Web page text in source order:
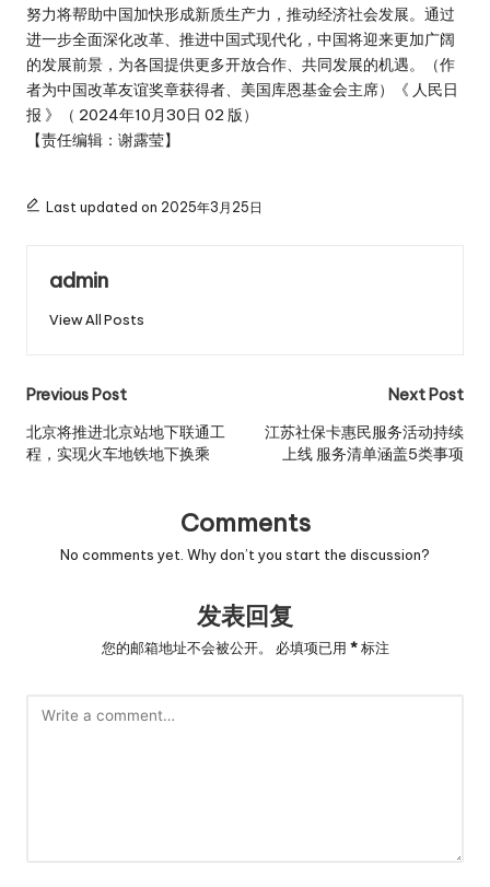
努力将帮助中国加快形成新质生产力，推动经济社会发展。通过
进一步全面深化改革、推进中国式现代化，中国将迎来更加广阔
的发展前景，为各国提供更多开放合作、共同发展的机遇。（作
者为中国改革友谊奖章获得者、美国库恩基金会主席）《 人民日
报 》（ 2024年10月30日 02 版）
【责任编辑：谢露莹】
Last updated on 2025年3月25日
admin
View All Posts
Post
navigation
Previous Post
北京将推进北京站地下联通工
程，实现火车地铁地下换乘
Next Post
江苏社保卡惠民服务活动持续
上线 服务清单涵盖5类事项
Comments
No comments yet. Why don’t you start the discussion?
发表回复
您的邮箱地址不会被公开。 必填项已用 *标注